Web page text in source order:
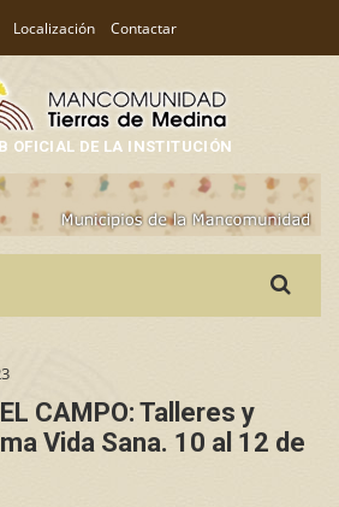
Localización Contactar
OFICIAL DE LA INSTITUCIÓN
for:
CAMPO: Talleres y
Vida Sana. 10 al 12 de